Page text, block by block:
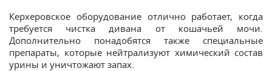
Керхеровское оборудование отлично работает, когда
требуется чистка дивана от кошачьей мочи.
Дополнительно понадобятся также специальные
препараты, которые нейтрализуют химический состав
урины и уничтожают запах.